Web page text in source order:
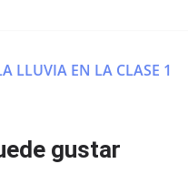
LLUVIA EN LA CLASE 1
gustar